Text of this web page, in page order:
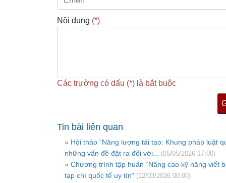
Nội dung (*)
Các trường có dấu (*) là bắt buộc
Tin bài liên quan
» Hội thảo “Năng lượng tái tạo: Khung pháp luật
những vấn đề đặt ra đối với...
(05/05/2026 17:00)
» Chương trình tập huấn “Nâng cao kỹ năng viết
tạp chí quốc tế uy tín” (12/03/2026 00:00)